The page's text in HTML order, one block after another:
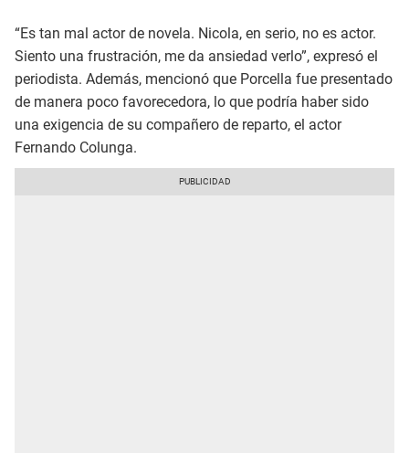
“Es tan mal actor de novela. Nicola, en serio, no es actor.
Siento una frustración, me da ansiedad verlo”, expresó el
periodista. Además, mencionó que Porcella fue presentado
de manera poco favorecedora, lo que podría haber sido
una exigencia de su compañero de reparto, el actor
Fernando Colunga.